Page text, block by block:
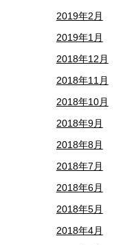
2019年2月
2019年1月
2018年12月
2018年11月
2018年10月
2018年9月
2018年8月
2018年7月
2018年6月
2018年5月
2018年4月